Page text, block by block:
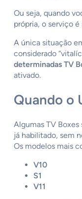
Ou seja, quando
própria, o serviço é
A única situação
considerado
determinadas TV
ativado.
Quando o
Algumas TV
já habilitado, sem
Os modelos mais
V10
S1
V11